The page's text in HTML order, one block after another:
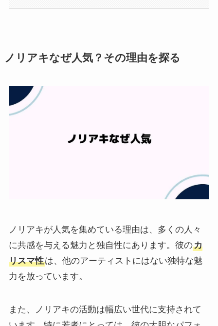
ノリアキなぜ人気？その理由を探る
ノリアキが人気を集めている理由は、多くの人々
に共感を与える魅力と独自性にあります。彼のカ
リスマ性は、他のアーティストにはない独特な魅
力を放っています。
また、ノリアキの活動は幅広い世代に支持されて